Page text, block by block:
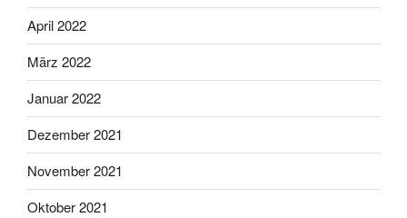
April 2022
März 2022
Januar 2022
Dezember 2021
November 2021
Oktober 2021